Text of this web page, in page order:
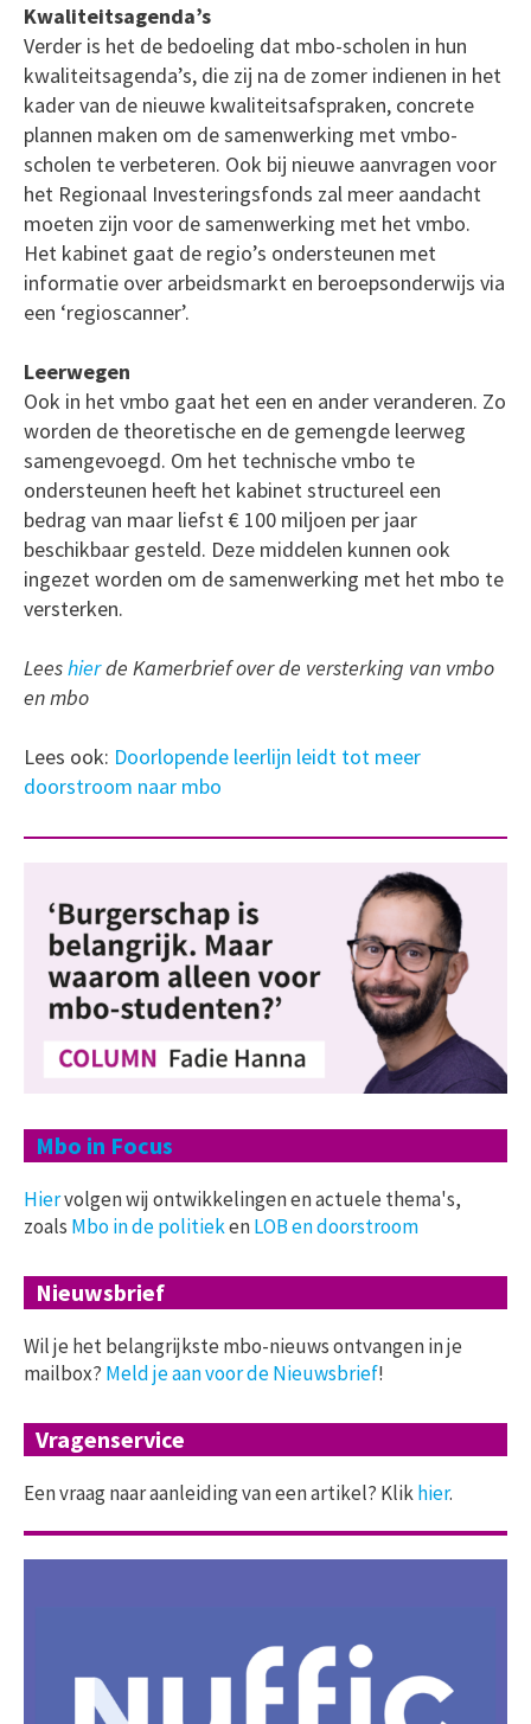
Kwaliteitsagenda’s
Verder is het de bedoeling dat mbo-scholen in hun
kwaliteitsagenda’s, die zij na de zomer indienen in het
kader van de nieuwe kwaliteitsafspraken, concrete
plannen maken om de samenwerking met vmbo-
scholen te verbeteren. Ook bij nieuwe aanvragen voor
het Regionaal Investeringsfonds zal meer aandacht
moeten zijn voor de samenwerking met het vmbo.
Het kabinet gaat de regio’s ondersteunen met
informatie over arbeidsmarkt en beroepsonderwijs via
een ‘regioscanner’.
Leerwegen
Ook in het vmbo gaat het een en ander veranderen. Zo
worden de theoretische en de gemengde leerweg
samengevoegd. Om het technische vmbo te
ondersteunen heeft het kabinet structureel een
bedrag van maar liefst € 100 miljoen per jaar
beschikbaar gesteld. Deze middelen kunnen ook
ingezet worden om de samenwerking met het mbo te
versterken.
Leeshierde Kamerbrief over de versterking van vmbo
en mbo
Lees ook: Doorlopende leerlijn leidt tot meer
doorstroom naar mbo
Mbo in Focus
Hiervolgen wij ontwikkelingen en actuele thema's,
zoals Mbo in de politiekenLOB en doorstroom
Nieuwsbrief
Wil je het belangrijkste mbo-nieuws ontvangen in je
mailbox? Meld je aan voor de Nieuwsbrief!
Vragenservice
Een vraag naar aanleiding van een artikel? Klikhier.